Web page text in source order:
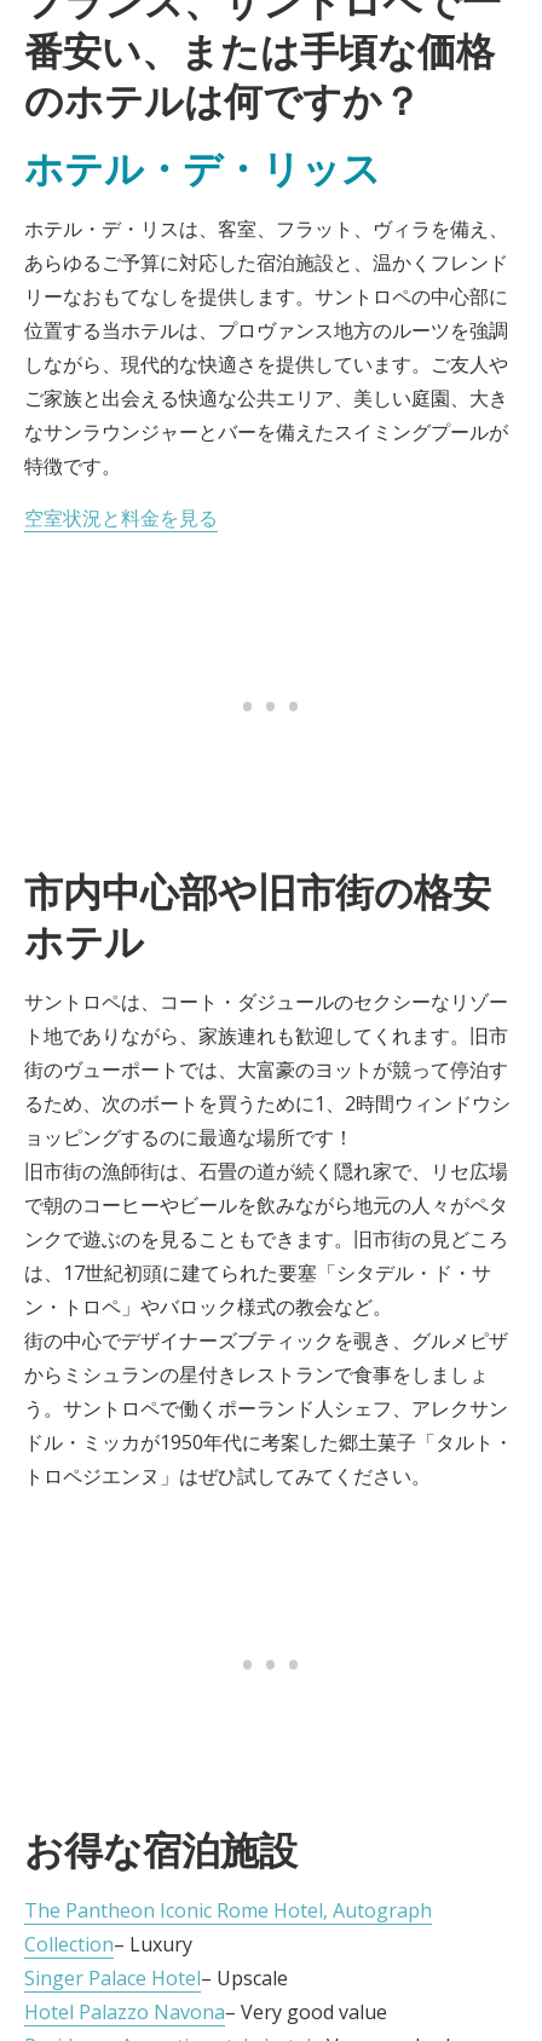
番安い、または手頃な価格
のホテルは何ですか？
ホテル・デ・リッス
ホテル・デ・リスは、客室、フラット、ヴィラを備え、
あらゆるご予算に対応した宿泊施設と、温かくフレンド
リーなおもてなしを提供します。サントロペの中心部に
位置する当ホテルは、プロヴァンス地方のルーツを強調
しながら、現代的な快適さを提供しています。ご友人や
ご家族と出会える快適な公共エリア、美しい庭園、大き
なサンラウンジャーとバーを備えたスイミングプールが
特徴です。
空室状況と料金を見る
市内中心部や旧市街の格安
ホテル
サントロペは、コート・ダジュールのセクシーなリゾー
ト地でありながら、家族連れも歓迎してくれます。旧市
街のヴューポートでは、大富豪のヨットが競って停泊す
るため、次のボートを買うために1、2時間ウィンドウシ
ョッピングするのに最適な場所です！
旧市街の漁師街は、石畳の道が続く隠れ家で、リセ広場
で朝のコーヒーやビールを飲みながら地元の人々がペタ
ンクで遊ぶのを見ることもできます。旧市街の見どころ
は、17世紀初頭に建てられた要塞「シタデル・ド・サ
ン・トロペ」やバロック様式の教会など。
街の中心でデザイナーズブティックを覗き、グルメピザ
からミシュランの星付きレストランで食事をしましょ
う。サントロペで働くポーランド人シェフ、アレクサン
ドル・ミッカが1950年代に考案した郷土菓子「タルト・
トロペジエンヌ」はぜひ試してみてください。
お得な宿泊施設
The Pantheon Iconic Rome Hotel, Autograph
Collection– Luxury
Singer Palace Hotel– Upscale
Hotel Palazzo Navona– Very good value